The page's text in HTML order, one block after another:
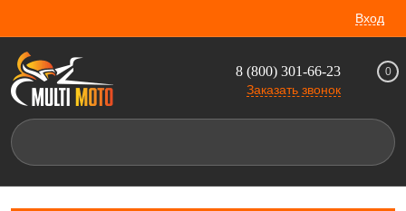
Вход
8 (800) 301-66-23
Заказать звонок
0